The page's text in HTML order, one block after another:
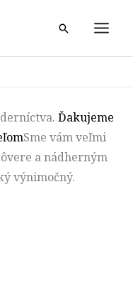
Ďakujeme
Sme vám veľmi
a nádherným
výnimočný.